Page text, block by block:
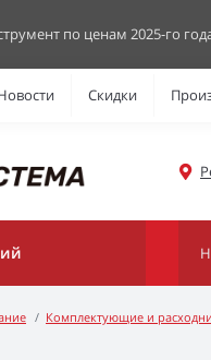
по ценам 2025-го
Скидки
Комплектующие и